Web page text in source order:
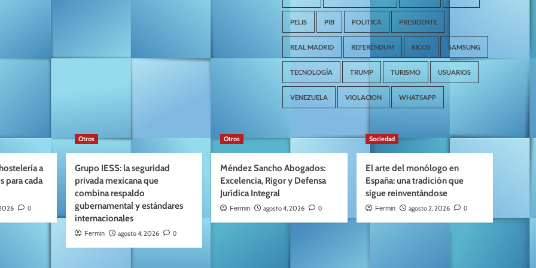
PELIS PIB POLITICA PRESIDENTE
REAL MADRID REFERÉNDUM RICOS SAMSUNG
TECNOLOGÍA TRUMP TURISMO USUARIOS
VENEZUELA VIOLACION WHATSAPP
a
para cada
0
Otros
Grupo IESS: la seguridad
privada mexicana que
combina respaldo
gubernamental y estándares
internacionales
Fermin agosto 4, 2026 0
Otros
Méndez Sancho Abogados:
Excelencia, Rigor y Defensa
Jurídica Integral
Fermin agosto 4, 2026 0
Sociedad
El arte del monólogo en
España: una tradición que
sigue reinventándose
Fermin agosto 2, 2026 0